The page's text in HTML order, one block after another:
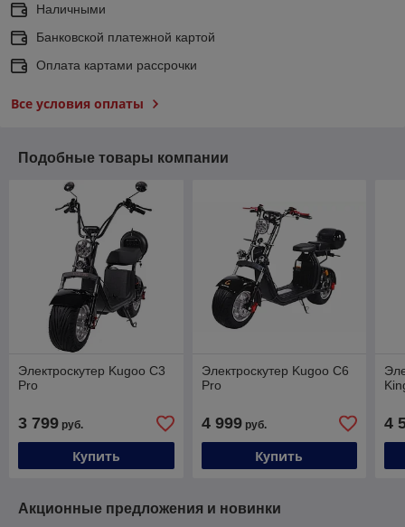
Наличными
Банковской платежной картой
Оплата картами рассрочки
Все условия оплаты
Подобные товары компании
Электроскутер Kugoo C3
Pro
3 799 руб.
Купить
Электроскутер Kugoo C6
Pro
4 999руб.
Купить
4
Акционные предложения и новинки